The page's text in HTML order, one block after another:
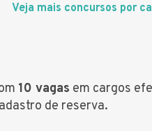
Veja mais concursos por
10 vagas em cargos
de reserva.